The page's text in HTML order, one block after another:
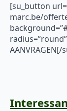
[su_button
marc.be/